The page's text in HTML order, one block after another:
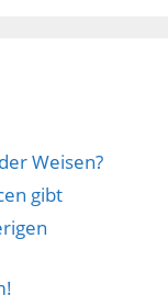
Weisen?
gibt